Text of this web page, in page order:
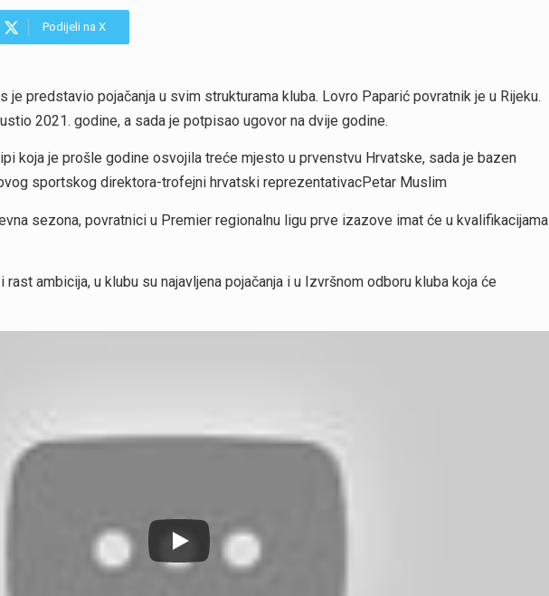
Podijeli na X
je predstavio pojačanja u svim strukturama kluba. Lovro Paparić povratnik je u Rijeku.
2021. godine, a sada je potpisao ugovor na dvije godine.
koja je prošle godine osvojila treće mjesto u prvenstvu Hrvatske, sada je bazen
sportskog direktora-trofejni hrvatski reprezentativacPetar Muslim
sezona, povratnici u Premier regionalnu ligu prve izazove imat će u kvalifikacijama
rast ambicija, u klubu su najavljena pojačanja i u Izvršnom odboru kluba koja će